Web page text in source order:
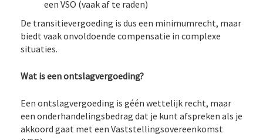
een VSO (vaak af te raden)
De transitievergoeding is dus een minimumrecht, maar
biedt vaak onvoldoende compensatie in complexe
situaties.
Wat is een ontslagvergoeding?
Een ontslagvergoeding is géén wettelijk recht, maar
een onderhandelingsbedrag dat je kunt afspreken als je
akkoord gaat met een Vaststellingsovereenkomst